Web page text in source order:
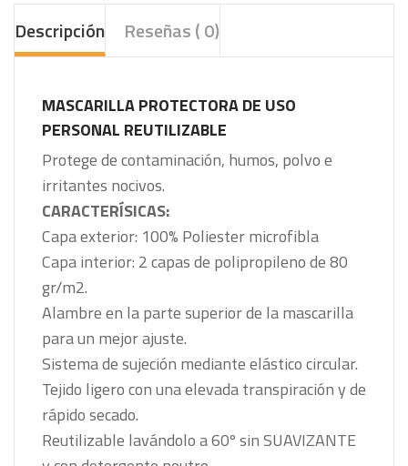
Descripción Reseñas ( 0)
MASCARILLA PROTECTORA DE USO
PERSONAL REUTILIZABLE
Protege de contaminación, humos, polvo e
irritantes nocivos.
CARACTERÍSICAS:
Capa exterior: 100% Poliester microfibla
Capa interior: 2 capas de polipropileno de 80
gr/m2.
Alambre en la parte superior de la mascarilla
para un mejor ajuste.
Sistema de sujeción mediante elástico circular.
Tejido ligero con una elevada transpiración y de
rápido secado.
Reutilizable lavándolo a 60º sin SUAVIZANTE